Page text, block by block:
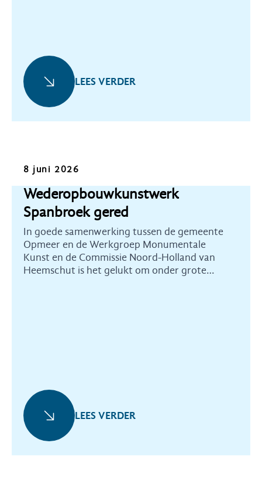
LEES VERDER
Nieuws
8 juni 2026
Wederopbouwkunstwerk
Spanbroek gered
In goede samenwerking tussen de gemeente
Opmeer en de Werkgroep Monumentale
Kunst en de Commissie Noord-Holland van
Heemschut is het gelukt om onder grote
LEES VERDER